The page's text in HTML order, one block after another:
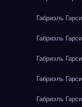
Габриэль
Габриэль
Габриэль
Габриэль
Габриэль